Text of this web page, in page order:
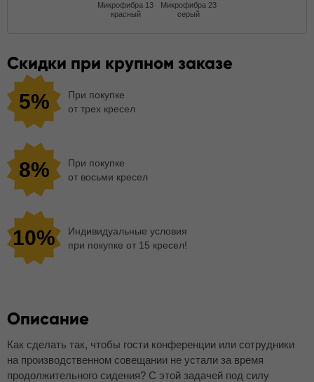
Микрофибра 13
красный
Микрофибра 23
серый
Скидки при крупном заказе
5%
При покупке
от трех кресел
8%
При покупке
от восьми кресел
10%
Индивидуальные условия
при покупке от 15 кресел!
Описание
Как сделать так, чтобы гости конференции или сотрудники
на производственном совещании не устали за время
продолжительного сидения? С этой задачей под силу